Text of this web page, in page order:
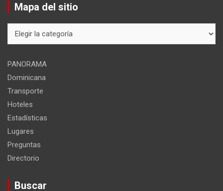
Mapa del sitio
del
PANORAMA
Dominicana
Transporte
Hoteles
Estadísticas
Lugares
Preguntas
Directorio
Buscar